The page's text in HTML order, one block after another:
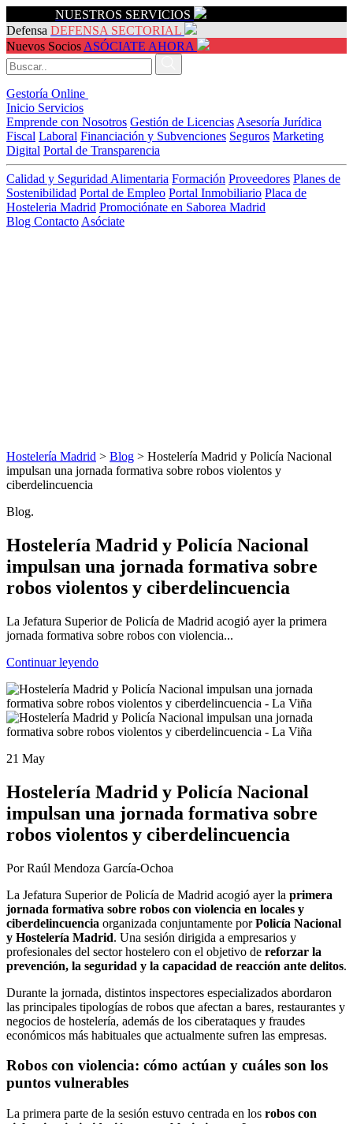
NUESTROS SERVICIOS
Defensa DEFENSA SECTORIAL
Nuevos Socios ASÓCIATE AHORA
Gestoría Online
Inicio Servicios
Emprende con Nosotros Gestión de Licencias Asesoría Jurídica
Fiscal Laboral Financiación y Subvenciones Seguros Marketing
Digital Portal de Transparencia
Calidad y Seguridad Alimentaria Formación Proveedores Planes de
Sostenibilidad Portal de Empleo Portal Inmobiliario Placa de
Hosteleria Madrid Promociónate en Saborea Madrid
Blog Contacto Asóciate
Hostelería Madrid > Blog > Hostelería Madrid y Policía Nacional
impulsan una jornada formativa sobre robos violentos y
ciberdelincuencia
Blog.
Hostelería Madrid y Policía Nacional
impulsan una jornada formativa sobre
robos violentos y ciberdelincuencia
La Jefatura Superior de Policía de Madrid acogió ayer la primera
jornada formativa sobre robos con violencia...
Continuar leyendo
21 May
Hostelería Madrid y Policía Nacional
impulsan una jornada formativa sobre
robos violentos y ciberdelincuencia
Por Raúl Mendoza García-Ochoa
La Jefatura Superior de Policía de Madrid acogió ayer la primera
jornada formativa sobre robos con violencia en locales y
ciberdelincuencia organizada conjuntamente porPolicía Nacional
y Hostelería Madrid. Una sesión dirigida a empresarios y
profesionales del sector hostelero con el objetivo de reforzar la
prevención, la seguridad y la capacidad de reacción ante delitos.
Durante la jornada, distintos inspectores especializados abordaron
las principales tipologías de robos que afectan a bares, restaurantes y
negocios de hostelería, además de los ciberataques y fraudes
económicos más habituales que actualmente sufren las empresas.
Robos con violencia: cómo actúan y cuáles son los
puntos vulnerables
La primera parte de la sesión estuvo centrada en los robos con